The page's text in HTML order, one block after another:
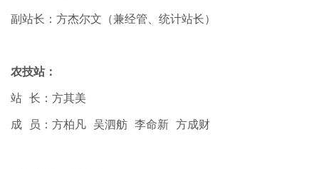
副站长：方杰尔文（兼经管、统计站长）
农技站：
站 长：方其美
成 员：方柏凡 吴泗舫 李命新 方成财